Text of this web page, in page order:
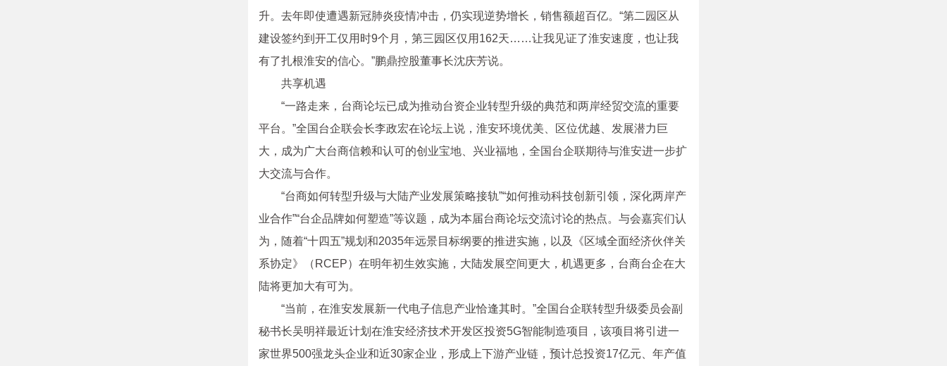
升。去年即使遭遇新冠肺炎疫情冲击，仍实现逆势增长，销售额超百亿。“第二园区从
建设签约到开工仅用时9个月，第三园区仅用162天……让我见证了淮安速度，也让我
有了扎根淮安的信心。”鹏鼎控股董事长沈庆芳说。
共享机遇
“一路走来，台商论坛已成为推动台资企业转型升级的典范和两岸经贸交流的重要
平台。”全国台企联会长李政宏在论坛上说，淮安环境优美、区位优越、发展潜力巨
大，成为广大台商信赖和认可的创业宝地、兴业福地，全国台企联期待与淮安进一步扩
大交流与合作。
“台商如何转型升级与大陆产业发展策略接轨”“如何推动科技创新引领，深化两岸产
业合作”“台企品牌如何塑造”等议题，成为本届台商论坛交流讨论的热点。与会嘉宾们认
为，随着“十四五”规划和2035年远景目标纲要的推进实施，以及《区域全面经济伙伴关
系协定》（RCEP）在明年初生效实施，大陆发展空间更大，机遇更多，台商台企在大
陆将更加大有可为。
“当前，在淮安发展新一代电子信息产业恰逢其时。”全国台企联转型升级委员会副
秘书长吴明祥最近计划在淮安经济技术开发区投资5G智能制造项目，该项目将引进一
家世界500强龙头企业和近30家企业，形成上下游产业链，预计总投资17亿元、年产值